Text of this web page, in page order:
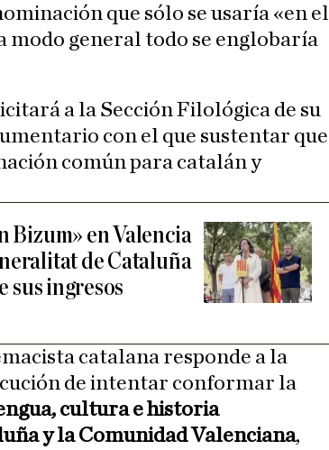
que sólo se usaría «en el
modo general todo se englobaría
a la Sección Filológica de su
con el que sustentar que
común para catalán y
Bizum» en Valencia
de Cataluña
sus ingresos
catalana responde a la
de intentar conformar la
cultura e historia
y la Comunidad Valenciana,